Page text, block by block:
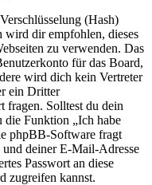
(Hash)
wird dir empfohlen, dieses
zu verwenden. Das
für das Board,
wird dich kein Vertreter
ein Dritter
fragen. Solltest du dein
die Funktion „Ich habe
phpBB-Software fragt
deiner E-Mail-Adresse
Passwort an diese
zugreifen kannst.